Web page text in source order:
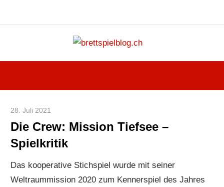
Feed
springen
mehr!
28. Juli 2021
Die Crew: Mission Tiefsee –
Spielkritik
Das kooperative Stichspiel wurde mit seiner
Weltraummission 2020 zum Kennerspiel des Jahres